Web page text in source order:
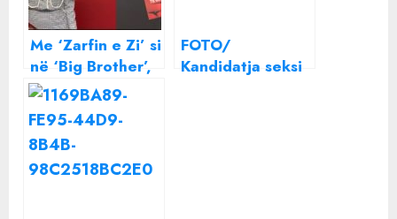
Me ‘Zarfin e Zi’ si
në ‘Big Brother’,
Partia e Lirisë
gjen ‘zgjidhjen’
për rrëzimin e
qeverisë
FOTO/
Kandidatja seksi